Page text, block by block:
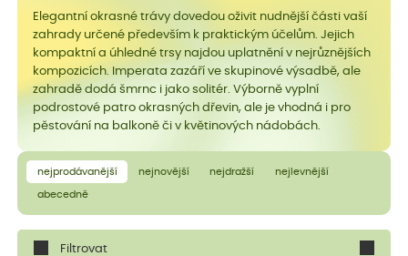
Elegantní okrasné trávy dovedou oživit nudnější části vaší
zahrady určené především k praktickým účelům. Jejich
kompaktní a úhledné trsy najdou uplatnění v nejrůznějších
kompozicích. Imperata zazáří ve skupinové výsadbě, ale
zahradě dodá šmrnc i jako solitér. Výborně vyplní
podrostové patro okrasných dřevin, ale je vhodná i pro
pěstování na balkoně či v květinových nádobách.
nejprodávanější nejnovější nejdražší nejlevnější
abecedně
Filtrovat